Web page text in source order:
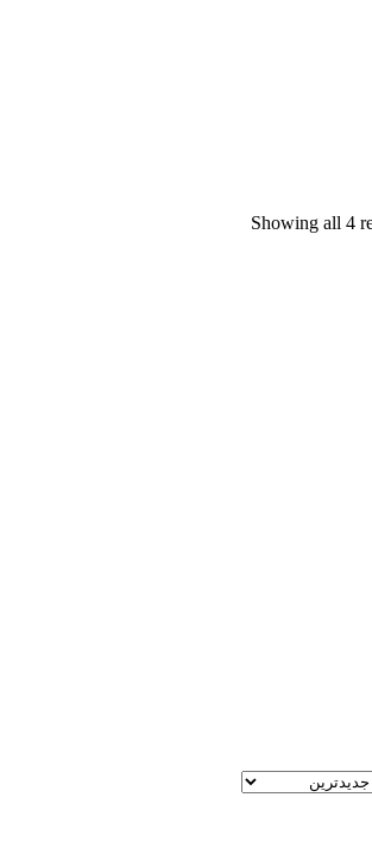
Showing all 4